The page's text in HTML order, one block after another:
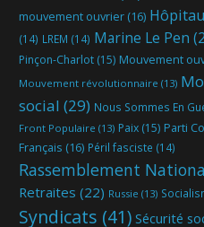
mouvement ouvrier (16)
(14) LREM (14) Marine Le Pen
Pinçon-Charlot (15) Mouvement
Mouvement révolutionnaire (13)
social (29) Nous Sommes En
Front Populaire (13) Paix (15) Parti
Français (16) Péril fasciste (14)
Rassemblement
Retraites (22) Russie (13)
Syndicats (41) Sécurité